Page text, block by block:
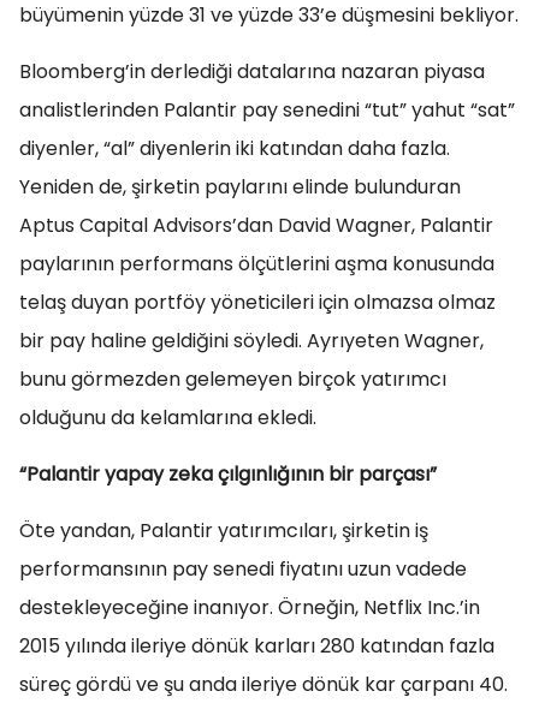
büyümenin yüzde 31 ve yüzde 33’e düşmesini bekliyor.
Bloomberg’in derlediği datalarına nazaran piyasa
analistlerinden Palantir pay senedini “tut” yahut “sat”
diyenler, “al” diyenlerin iki katından daha fazla.
Yeniden de, şirketin paylarını elinde bulunduran
Aptus Capital Advisors’dan David Wagner, Palantir
paylarının performans ölçütlerini aşma konusunda
telaş duyan portföy yöneticileri için olmazsa olmaz
bir pay haline geldiğini söyledi. Ayrıyeten Wagner,
bunu görmezden gelemeyen birçok yatırımcı
olduğunu da kelamlarına ekledi.
“Palantir yapay zeka çılgınlığının bir parçası”
Öte yandan, Palantir yatırımcıları, şirketin iş
performansının pay senedi fiyatını uzun vadede
destekleyeceğine inanıyor. Örneğin, Netflix Inc.’in
2015 yılında ileriye dönük karları 280 katından fazla
süreç gördü ve şu anda ileriye dönük kar çarpanı 40.